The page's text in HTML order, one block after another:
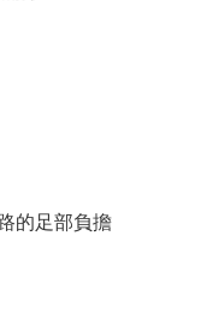
的足部負擔